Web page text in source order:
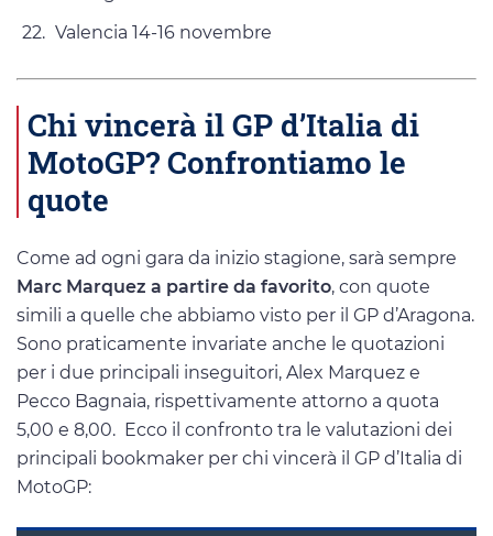
Valencia 14-16 novembre
Chi vincerà il GP d’Italia di
MotoGP? Confrontiamo le
quote
Come ad ogni gara da inizio stagione, sarà sempre
Marc Marquez a partire da favorito, con quote
simili a quelle che abbiamo visto per il GP d’Aragona.
Sono praticamente invariate anche le quotazioni
per i due principali inseguitori, Alex Marquez e
Pecco Bagnaia, rispettivamente attorno a quota
5,00 e 8,00. Ecco il confronto tra le valutazioni dei
principali bookmaker per chi vincerà il GP d’Italia di
MotoGP: